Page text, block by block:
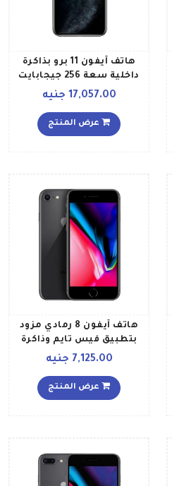
هاتف آيفون 11 برو بذاكرة
داخلية سعة 256 جيجابايت
ويدعم تقنية 4G LTE ويتميز
بتطبيق فيس تايم، لون
17,057.00 جنيه
عرض المنتج
هاتف آيفون 8 رمادي مزود
بتطبيق فيس تايم وذاكرة
سعة 64 غيغابايت ويدعم
7,125.00 جنيه
عرض المنتج